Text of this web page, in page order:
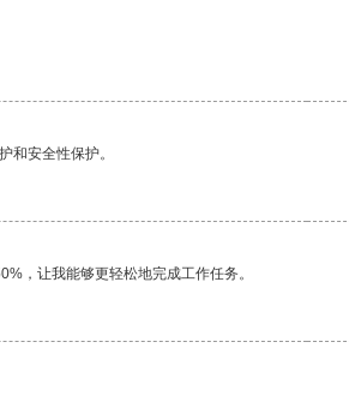
和安全性保护。
，让我能够更轻松地完成工作任务。